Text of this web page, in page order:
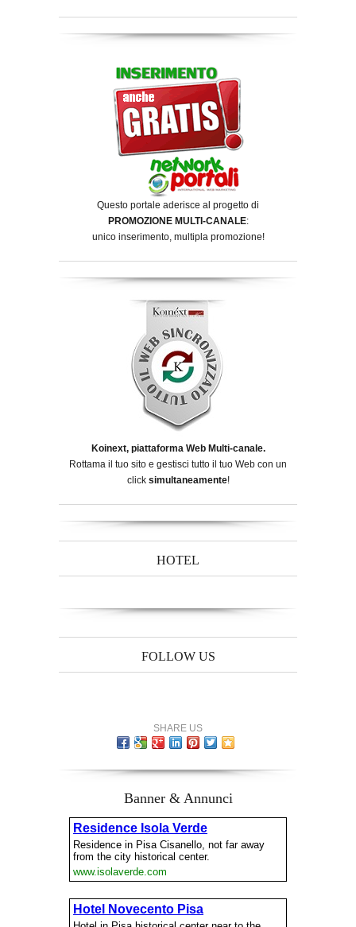
Questo portale aderisce al progetto di
PROMOZIONE MULTI-CANALE:
unico inserimento, multipla promozione!
Koinext, piattaforma Web Multi-canale.
Rottama il tuo sito e gestisci tutto il tuo Web con un
click simultaneamente!
HOTEL
FOLLOW US
SHARE US
Banner & Annunci